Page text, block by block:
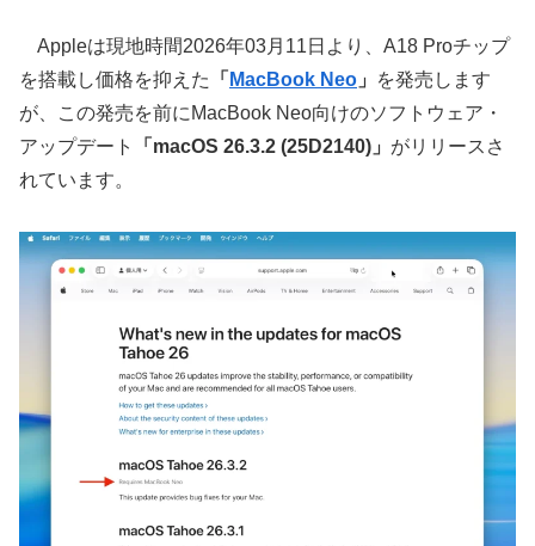
Appleは現地時間2026年03月11日より、A18 Proチップ
を搭載し価格を抑えた
「 MacBook Neo 」
を発売します
が、この発売を前にMacBook Neo向けのソフトウェア・
アップデート
「macOS 26.3.2 (25D2140)」 がリリースさ
れています。